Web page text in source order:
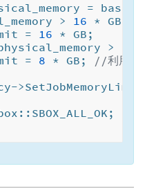
=
> 16 * GB) {
=
16 * GB;
>
=
8 * GB;
//利用したマ